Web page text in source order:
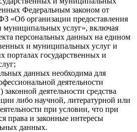
Федеральным законом от
«Об организации предоставления
муниципальных услуг», включая
персональных данных на едином
и муниципальных услуг и
порталах государственных и
данных необходима для
деятельности
деятельности средства
либо научной, литературной или
при условии, что при
права и законные интересы
данных.